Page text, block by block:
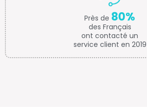
Près de 80%
des Français
ont contacté un
service client en 2019